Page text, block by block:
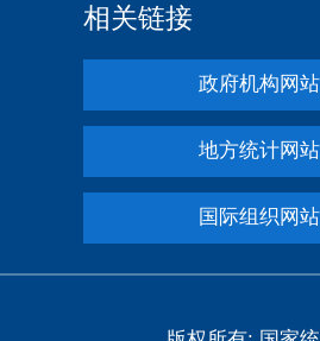
相关链接
政府机构网站
地方统计网站
国际组织网站